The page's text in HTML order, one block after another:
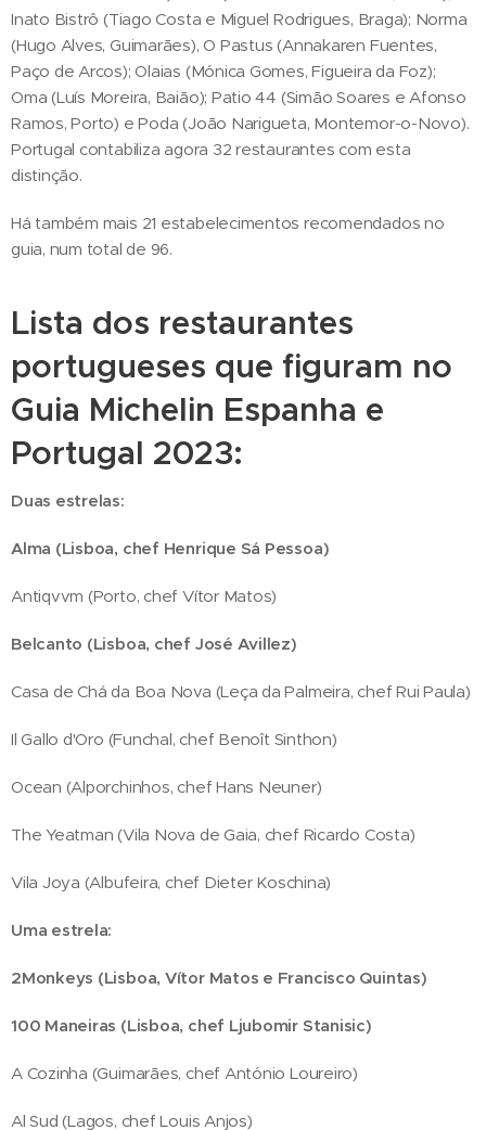
Inato Bistrô (Tiago Costa e Miguel Rodrigues, Braga); Norma
(Hugo Alves, Guimarães), O Pastus (Annakaren Fuentes,
Paço de Arcos); Olaias (Mónica Gomes, Figueira da Foz);
Oma (Luís Moreira, Baião); Patio 44 (Simão Soares e Afonso
Ramos, Porto) e Poda (João Narigueta, Montemor-o-Novo).
Portugal contabiliza agora 32 restaurantes com esta
distinção.
Há também mais 21 estabelecimentos recomendados no
guia, num total de 96.
Lista dos restaurantes
portugueses que figuram no
Guia Michelin Espanha e
Portugal 2023:
Duas estrelas:
Alma (Lisboa, chef Henrique Sá Pessoa)
Antiqvvm (Porto, chef Vítor Matos)
Belcanto (Lisboa, chef José Avillez)
Casa de Chá da Boa Nova (Leça da Palmeira, chef Rui Paula)
Il Gallo d'Oro (Funchal, chef Benoît Sinthon)
Ocean (Alporchinhos, chef Hans Neuner)
The Yeatman (Vila Nova de Gaia, chef Ricardo Costa)
Vila Joya (Albufeira, chef Dieter Koschina)
Uma estrela:
2Monkeys (Lisboa, Vítor Matos e Francisco Quintas)
100 Maneiras (Lisboa, chef Ljubomir Stanisic)
A Cozinha (Guimarães, chef António Loureiro)
Al Sud (Lagos, chef Louis Anjos)